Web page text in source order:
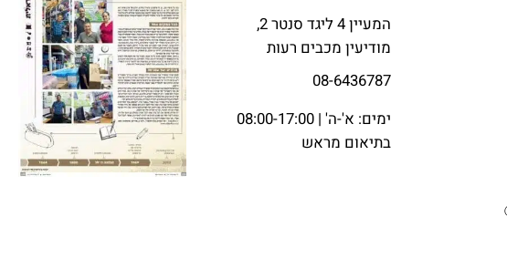
המעיין 4 ליגד סנטר 2,
מודיעין מכבים רעות
08-6436787
ימים: א'-ה' | 08:00-17:00
בתיאום מראש